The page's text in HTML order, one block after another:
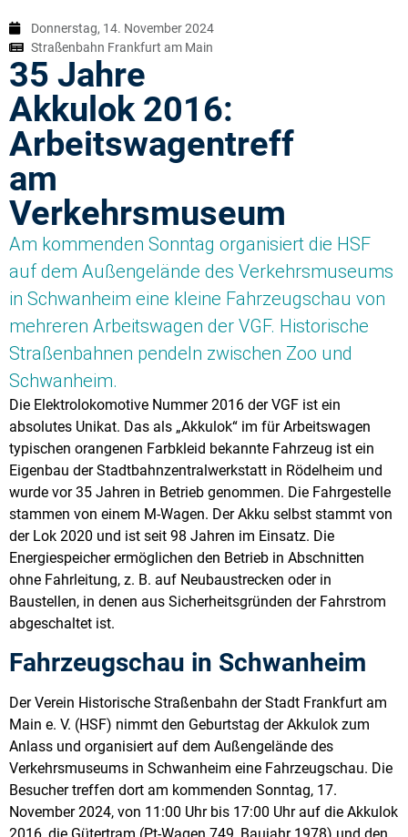
Donnerstag, 14. November 2024
Straßenbahn Frankfurt am Main
35 Jahre
Akkulok 2016:
Arbeitswagentreff
am
Verkehrsmuseum
Am kommenden Sonntag organisiert die HSF
auf dem Außengelände des Verkehrsmuseums
in Schwanheim eine kleine Fahrzeugschau von
mehreren Arbeitswagen der VGF. Historische
Straßenbahnen pendeln zwischen Zoo und
Schwanheim.
Die Elektrolokomotive Nummer 2016 der VGF ist ein
absolutes Unikat. Das als „Akkulok“ im für Arbeitswagen
typischen orangenen Farbkleid bekannte Fahrzeug ist ein
Eigenbau der Stadtbahnzentralwerkstatt in Rödelheim und
wurde vor 35 Jahren in Betrieb genommen. Die Fahrgestelle
stammen von einem M-Wagen. Der Akku selbst stammt von
der Lok 2020 und ist seit 98 Jahren im Einsatz. Die
Energiespeicher ermöglichen den Betrieb in Abschnitten
ohne Fahrleitung, z. B. auf Neubaustrecken oder in
Baustellen, in denen aus Sicherheitsgründen der Fahrstrom
abgeschaltet ist.
Fahrzeugschau in Schwanheim
Der Verein Historische Straßenbahn der Stadt Frankfurt am
Main e. V. (HSF) nimmt den Geburtstag der Akkulok zum
Anlass und organisiert auf dem Außengelände des
Verkehrsmuseums in Schwanheim eine Fahrzeugschau. Die
Besucher treffen dort am kommenden Sonntag, 17.
November 2024, von 11:00 Uhr bis 17:00 Uhr auf die Akkulok